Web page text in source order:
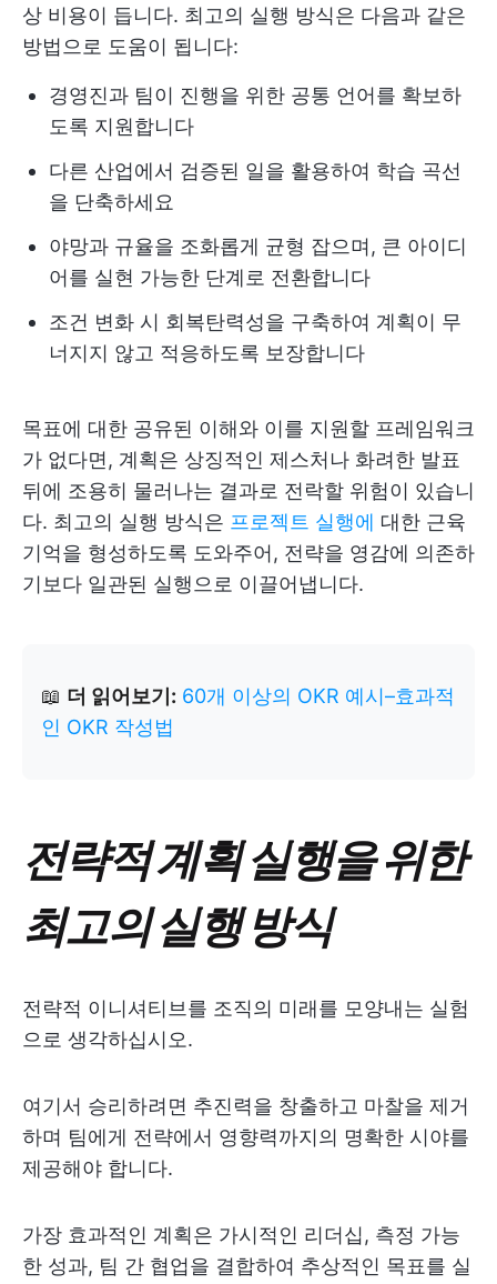
상 비용이 듭니다. 최고의 실행 방식은 다음과 같은
방법으로 도움이 됩니다:
경영진과 팀이 진행을 위한 공통 언어를 확보하
도록 지원합니다
다른 산업에서 검증된 일을 활용하여 학습 곡선
을 단축하세요
야망과 규율을 조화롭게 균형 잡으며, 큰 아이디
어를 실현 가능한 단계로 전환합니다
조건 변화 시 회복탄력성을 구축하여 계획이 무
너지지 않고 적응하도록 보장합니다
목표에 대한 공유된 이해와 이를 지원할 프레임워크
가 없다면, 계획은 상징적인 제스처나 화려한 발표
뒤에 조용히 물러나는 결과로 전락할 위험이 있습니
다. 최고의 실행 방식은 프로젝트 실행에 대한 근육
기억을 형성하도록 도와주어, 전략을 영감에 의존하
기보다 일관된 실행으로 이끌어냅니다.
📖 더 읽어보기: 60개 이상의 OKR 예시–효과적
인 OKR 작성법
전략적 계획 실행을 위한
최고의 실행 방식
전략적 이니셔티브를 조직의 미래를 모양내는 실험
으로 생각하십시오.
여기서 승리하려면 추진력을 창출하고 마찰을 제거
하며 팀에게 전략에서 영향력까지의 명확한 시야를
제공해야 합니다.
가장 효과적인 계획은 가시적인 리더십, 측정 가능
한 성과, 팀 간 협업을 결합하여 추상적인 목표를 실